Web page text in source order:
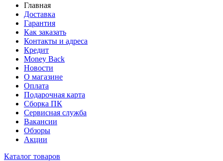
Главная
Доставка
Гарантия
Как заказать
Контакты и адреса
Кредит
Money Back
Новости
О магазине
Оплата
Подарочная карта
Сборка ПК
Сервисная служба
Вакансии
Обзоры
Акции
Каталог товаров